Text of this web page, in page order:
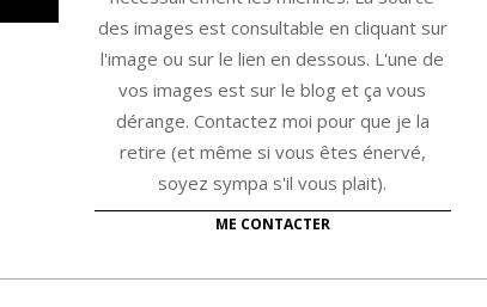
des images est consultable en cliquant sur
l'image ou sur le lien en dessous. L'une de
vos images est sur le blog et ça vous
dérange. Contactez moi pour que je la
retire (et même si vous êtes énervé,
soyez sympa s'il vous plait).
ME CONTACTER